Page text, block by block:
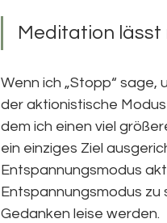
Meditation lässt
Wenn ich „Stopp“ sage,
der aktionistische
dem ich einen viel
ein einziges Ziel
Entspannungsmodus
Entspannungsmodus zu
Gedanken leise werden.